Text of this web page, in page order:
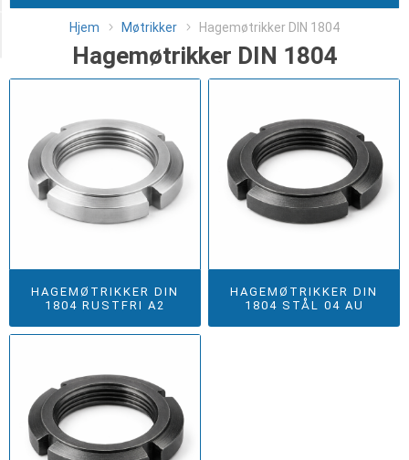
Hjem Møtrikker Hagemøtrikker DIN 1804
Hagemøtrikker DIN 1804
HAGEMØTRIKKER DIN
1804 RUSTFRI A2
HAGEMØTRIKKER DIN
1804 STÅL 04 AU
Category